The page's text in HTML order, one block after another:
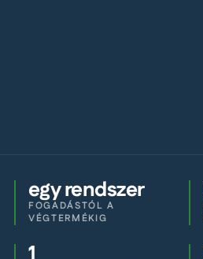
egy rendszer
FOGADÁSTÓL A
VÉGTERMÉKIG